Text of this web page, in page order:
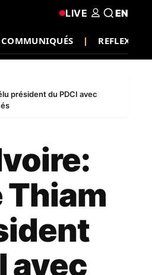
COMMUNIQUÉS REFLEXION
LIVE EN
président du PDCI avec
Thiam
avec